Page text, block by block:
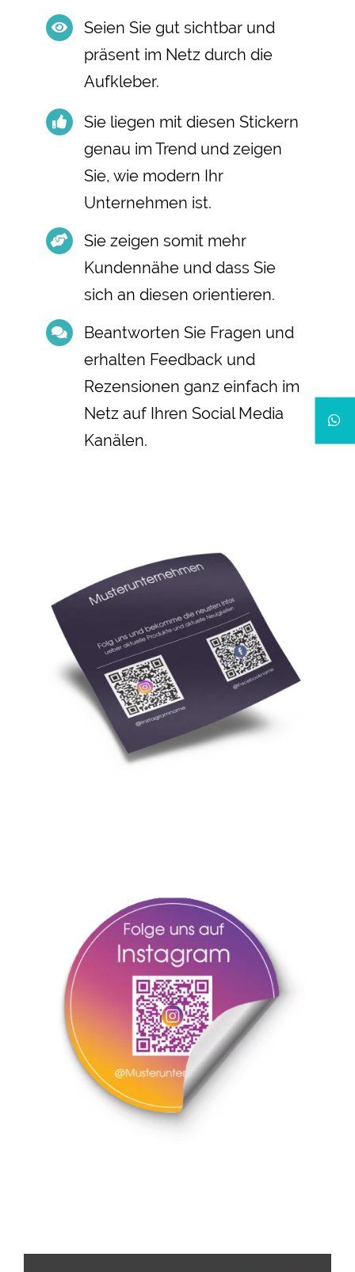
Seien Sie gut sichtbar und
präsent im Netz durch die
Aufkleber.
Sie liegen mit diesen Stickern
genau im Trend und zeigen
Sie, wie modern Ihr
Unternehmen ist.
Sie zeigen somit mehr
Kundennähe und dass Sie
sich an diesen orientieren.
Beantworten Sie Fragen und
erhalten Feedback und
Rezensionen ganz einfach im
Netz auf Ihren Social Media
Kanälen.